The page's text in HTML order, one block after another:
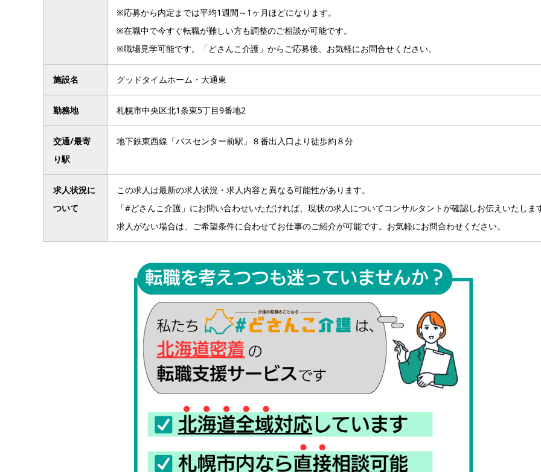
※応募から内定までは平均1週間～1ヶ月ほどになります。
※在職中で今すぐ転職が難しい方も調整のご相談が可能です。
※職場見学可能です。「どさんこ介護」からご応募後、お気軽にお問合せください。
施設名 グッドタイムホーム・大通東
勤務地 札幌市中央区北1条東5丁目9番地2
交通/最寄
り駅
地下鉄東西線「バスセンター前駅」８番出入口より徒歩約８分
求人状況に
ついて
この求人は最新の求人状況・求人内容と異なる可能性があります。
「#どさんこ介護」にお問い合わせいただければ、現状の求人についてコンサルタントが確認しお伝えいたしま
求人がない場合は、ご希望条件に合わせてお仕事のご紹介が可能です。お気軽にお問合わせください。